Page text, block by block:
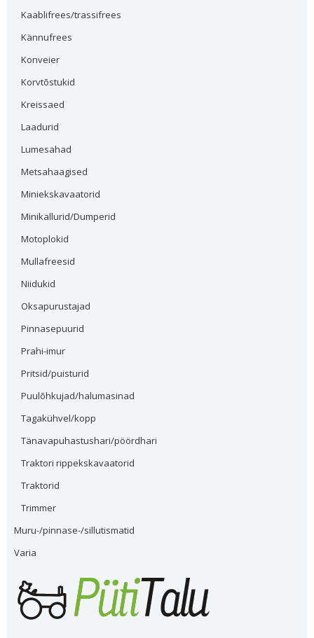
Kaablifrees/trassifrees
Kännufrees
Konveier
Korvtõstukid
Kreissaed
Laadurid
Lumesahad
Metsahaagised
Miniekskavaatorid
Minikallurid/Dumperid
Motoplokid
Mullafreesid
Niidukid
Oksapurustajad
Pinnasepuurid
Prahi-imur
Pritsid/puisturid
Puulõhkujad/halumasinad
Tagakühvel/kopp
Tänavapuhastushari/pöördhari
Traktori rippekskavaatorid
Traktorid
Trimmer
Muru-/pinnase-/sillutismatid
Varia